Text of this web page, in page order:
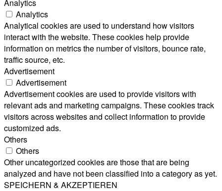
Analytics
Analytics
Analytical cookies are used to understand how visitors
interact with the website. These cookies help provide
information on metrics the number of visitors, bounce rate,
traffic source, etc.
Advertisement
Advertisement
Advertisement cookies are used to provide visitors with
relevant ads and marketing campaigns. These cookies track
visitors across websites and collect information to provide
customized ads.
Others
Others
Other uncategorized cookies are those that are being
analyzed and have not been classified into a category as yet.
SPEICHERN & AKZEPTIEREN